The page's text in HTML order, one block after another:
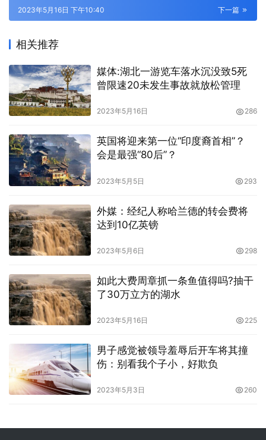
下一篇
2023年5月16日 下午10:40
相关推荐
媒体:湖北一游览车落水沉没致5死
曾限速20未发生事故就放松管理
2023年5月16日 286
英国将迎来第一位“印度裔首相”？
会是最强“80后”？
2023年5月5日 293
外媒：经纪人称哈兰德的转会费将
达到10亿英镑
2023年5月6日 298
如此大费周章抓一条鱼值得吗?抽干
了30万立方的湖水
2023年5月16日 225
男子感觉被领导羞辱后开车将其撞
伤：别看我个子小，好欺负
2023年5月3日 260